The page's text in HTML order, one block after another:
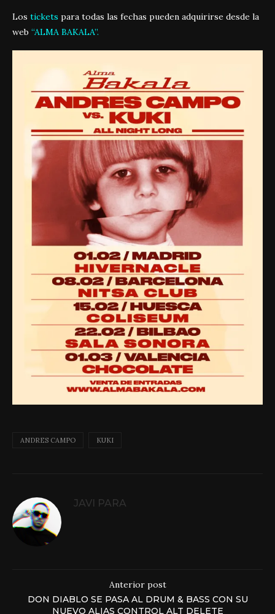
Los tickets para todas las fechas pueden adquirirse desde la
web “ALMA BAKALA”.
ANDRES CAMPO KUKI
JAVI PARA
Anterior post
DON DIABLO SE PASA AL DRUM & BASS CON SU
NUEVO ALIAS CONTROL ALT DELETE